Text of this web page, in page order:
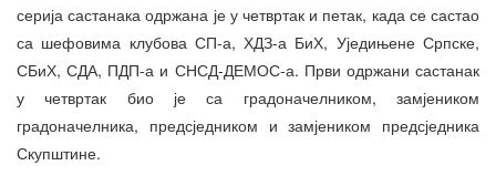
серија састанака одржана је у четвртак и петак, када се састао
са шефовима клубова СП-а, ХДЗ-а БиХ, Уједињене Српске,
СБиХ, СДА, ПДП-а и СНСД-ДЕМОС-а. Први одржани састанак
у четвртак био је са градоначелником, замјеником
градоначелника, предсједником и замјеником предсједника
Скупштине.